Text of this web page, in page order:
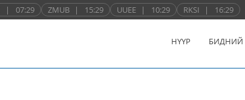
| 07:29 ZMUB | 15:29 UUEE | 10:29 RKSI | 16:29
НҮҮР БИДНИЙ